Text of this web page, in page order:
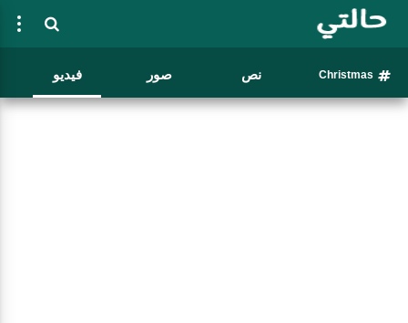
Christmas نص صور فيديو